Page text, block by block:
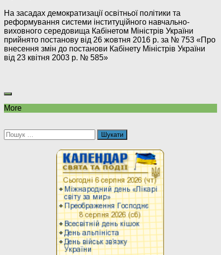
На засадах демократизації освітньої політики та
реформування системи інституційного навчально-
виховного середовища Кабінетом Міністрів України
прийнято постанову від 26 жовтня 2016 р. за № 753 «Про
внесення змін до постанови Кабінету Міністрів України
від 23 квітня 2003 р. № 585»
More
Пошук: